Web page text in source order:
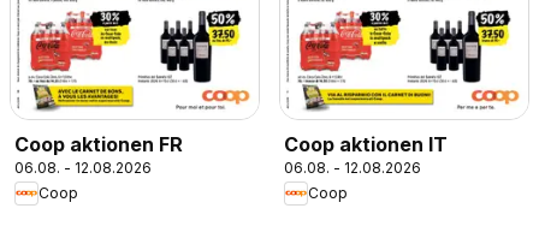
Coop aktionen FR
06.08. - 12.08.2026
Coop
Coop aktionen IT
06.08. - 12.08.2026
Coop